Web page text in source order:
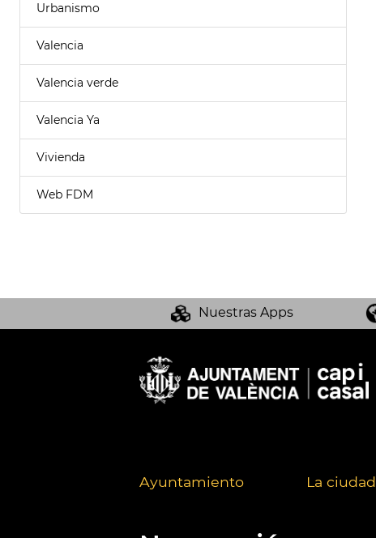
Urbanismo
Valencia
Valencia verde
Valencia Ya
Vivienda
Web FDM
Nuestras Apps
Ayuntamiento La ciudad